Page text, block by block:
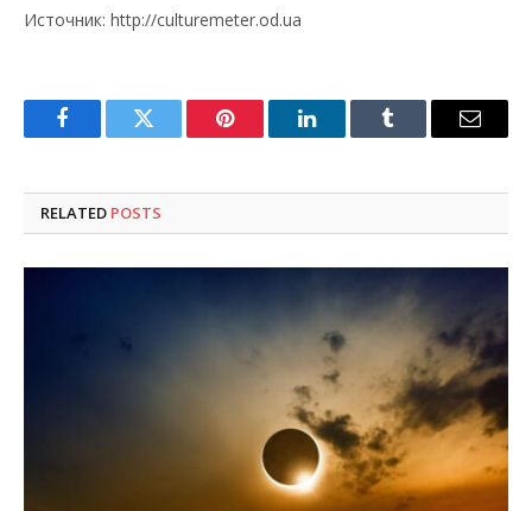
Источник: http://culturemeter.od.ua
FacebookTwitter Pinterest LinkedInTumblr Email
RELATED POSTS